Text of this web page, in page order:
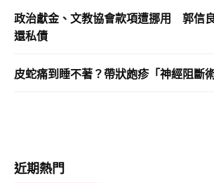
政治獻金、文教協會款項遭挪用 郭信
還私債
皮蛇痛到睡不著？帶狀皰疹「神經阻斷
近期熱門